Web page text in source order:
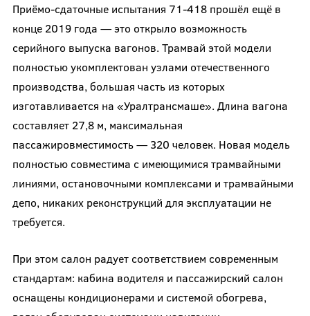
Приёмо-сдаточные испытания 71-418 прошёл ещё в
конце 2019 года — это открыло возможность
серийного выпуска вагонов. Трамвай этой модели
полностью укомплектован узлами отечественного
производства, большая часть из которых
изготавливается на «Уралтрансмаше». Длина вагона
составляет 27,8 м, максимальная
пассажировместимость — 320 человек. Новая модель
полностью совместима с имеющимися трамвайными
линиями, остановочными комплексами и трамвайными
депо, никаких реконструкций для эксплуатации не
требуется.
При этом салон радует соответствием современным
стандартам: кабина водителя и пассажирский салон
оснащены кондиционерами и системой обогрева,